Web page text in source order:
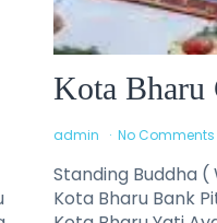
Kota Bharu
admin No Comments
Standing Buddha
Kota Bharu Bank